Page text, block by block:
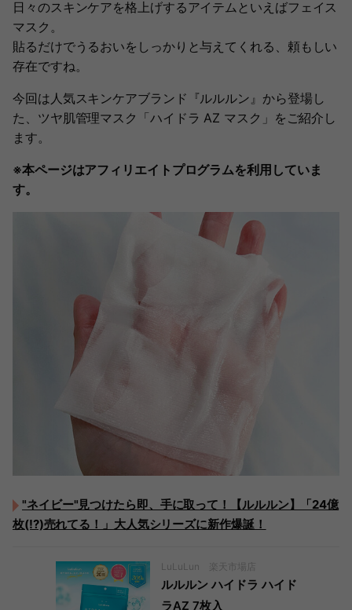
日々のスキンケアを格上げするアイテムといえばフェイス
マスク。
貼るだけでうるおいをしっかりと与えてくれる、頼もしい
存在ですね。
今回は人気スキンケアブランド『ルルルン』から登場し
た、ツヤ肌管理マスク「ハイドラ AZ マスク」をご紹介し
ます。
※本ページはアフィリエイトプログラムを利用していま
す。
"ネイビー"見つけたら即、手に取って！【ルルルン】「24億
枚(!?)売れてる！」大人気シリーズに新作爆誕！
LuLuLun 楽天市場店
ルルルン ハイドラ ハイド
ラAZ 7枚入